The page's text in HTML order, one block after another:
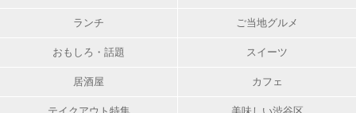
ランチ ご当地グルメ
おもしろ・話題 スイーツ
居酒屋 カフェ